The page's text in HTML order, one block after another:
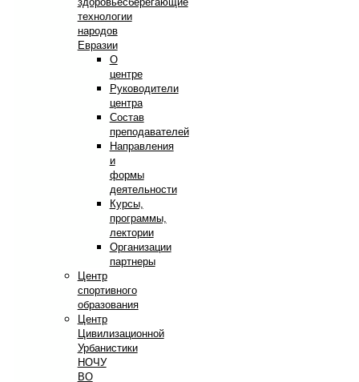
технологии
народов
Евразии
О
центре
Руководители
центра
Состав
преподавателей
Направления
и
формы
деятельности
Курсы,
программы,
лектории
Организации
партнеры
Центр
спортивного
образования
Центр
Цивилизационной
Урбанистики
НОЧУ
ВО